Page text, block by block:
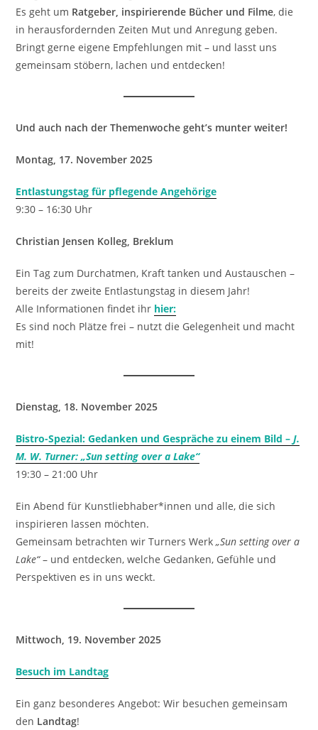
Es geht um Ratgeber, inspirierende Bücher und Filme, die
in herausfordernden Zeiten Mut und Anregung geben.
Bringt gerne eigene Empfehlungen mit – und lasst uns
gemeinsam stöbern, lachen und entdecken!
Und auch nach der Themenwoche geht’s munter weiter!
Montag, 17. November 2025
Entlastungstag für pflegende Angehörige
9:30 – 16:30 Uhr
Christian Jensen Kolleg, Breklum
Ein Tag zum Durchatmen, Kraft tanken und Austauschen –
bereits der zweite Entlastungstag in diesem Jahr!
Alle Informationen findet ihr hier:
Es sind noch Plätze frei – nutzt die Gelegenheit und macht
mit!
Dienstag, 18. November 2025
Bistro-Spezial: Gedanken und Gespräche zu einem Bild –J.
M. W. Turner: „Sun setting over a Lake“
19:30 – 21:00 Uhr
Ein Abend für Kunstliebhaber*innen und alle, die sich
inspirieren lassen möchten.
Gemeinsam betrachten wir Turners Werk„Sun setting over a
Lake“– und entdecken, welche Gedanken, Gefühle und
Perspektiven es in uns weckt.
Mittwoch, 19. November 2025
Besuch im Landtag
Ein ganz besonderes Angebot: Wir besuchen gemeinsam
den Landtag!